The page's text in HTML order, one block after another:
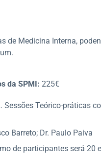
de Medicina Interna,
da SPMI: 225€
Sessões Teórico-práticas
Barreto; Dr. Paulo Paiva
de participantes será 20